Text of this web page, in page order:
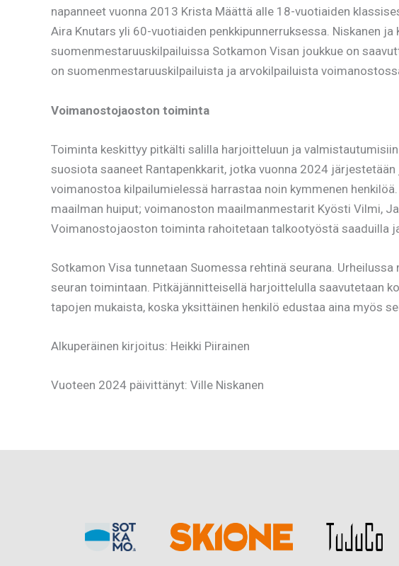
napanneet vuonna 2013 Krista Määttä alle 18-vuotiaiden
Aira Knutars yli 60-vuotiaiden penkkipunnerruksessa. Niskanen
suomenmestaruuskilpailuissa Sotkamon Visan joukkue on
on suomenmestaruuskilpailuista ja arvokilpailuista
Voimanostojaoston toiminta
Toiminta keskittyy pitkälti salilla harjoitteluun ja
suosiota saaneet Rantapenkkarit, jotka vuonna 2024
voimanostoa kilpailumielessä harrastaa noin kymmenen
maailman huiput; voimanoston maailmanmestarit Kyösti Vilmi,
Voimanostojaoston toiminta rahoitetaan talkootyöstä saaduilla
Sotkamon Visa tunnetaan Suomessa rehtinä seurana.
seuran toimintaan. Pitkäjännitteisellä harjoittelulla saavutetaan
tapojen mukaista, koska yksittäinen henkilö edustaa aina myös
Alkuperäinen kirjoitus: Heikki Piirainen
Vuoteen 2024 päivittänyt: Ville Niskanen